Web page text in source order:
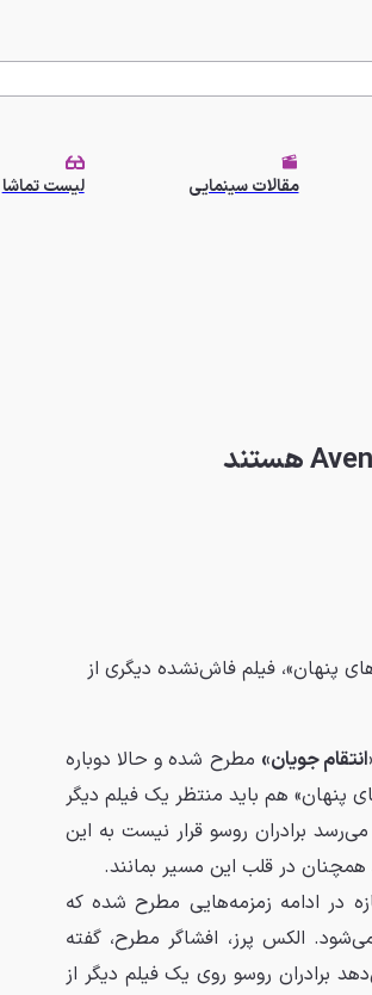
مقالات سینمایی لیست تماشا
پنهان»، فیلم فاش‌نشده دیگری از
جویان» مطرح شده و حالا دوباره
هم باید منتظر یک فیلم دیگر
برادران روسو قرار نیست به این
همچنان در قلب این مسیر بمانند.
در ادامه زمزمه‌هایی مطرح شده که
الکس پرز، افشاگر مطرح، گفته
برادران روسو روی یک فیلم دیگر از